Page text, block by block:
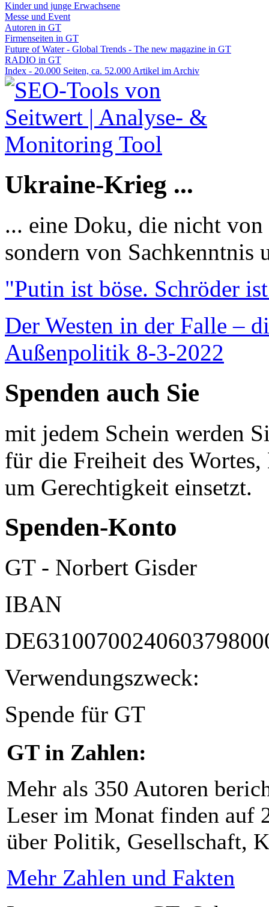
Kinder und junge Erwachsene
Messe und Event
Autoren in GT
Firmenseiten in GT
Future of Water - Global Trends - The new magazine in GT
RADIO in GT
Index - 20.000 Seiten, ca. 52.000 Artikel im Archiv
Ukraine-Krieg ...
... eine Doku, die nicht
sondern von Sachkenntnis
"Putin ist böse. Schröder
Der Westen in der Falle –
Außenpolitik 8-3-2022
Spenden auch Sie
mit jedem Schein werden
für die Freiheit des
um Gerechtigkeit einsetzt.
Spenden-Konto
GT - Norbert Gisder
IBAN
Verwendungszweck:
Spende für GT
GT in Zahlen:
Mehr als 350 Autoren
Leser im Monat finden auf
über Politik, Gesellschaft,
Mehr Zahlen und Fakten